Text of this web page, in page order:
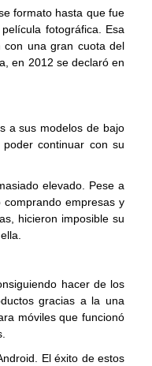
formato hasta que fue
fotográfica. Esa
con una gran cuota del
en 2012 se declaró en
a sus modelos de bajo
continuar con su
elevado. Pese a
comprando empresas y
hicieron imposible su
hacer de los
gracias a la una
móviles que funcionó
El éxito de estos